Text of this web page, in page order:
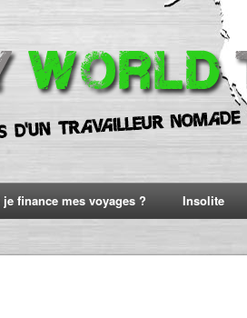
finance mes voyages ? Insolite